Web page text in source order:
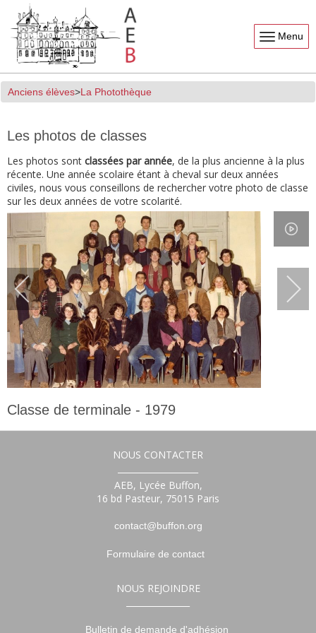
Menu
Anciens élèves La Photothèque
Les photos de classes
Les photos sont classées par année, de la plus ancienne à la plus
récente. Une année scolaire étant à cheval sur deux années
civiles, nous vous conseillons de rechercher votre photo de classe
sur les deux années de votre scolarité.
Classe de terminale - 1979
Terminale
NOUS CONTACTER
AEB, Lycée Buffon,
16 bd Pasteur, 75015 Paris
contact@buffon.org
Formulaire de contact
NOUS REJOINDRE
Bulletin de demande d'adhésion